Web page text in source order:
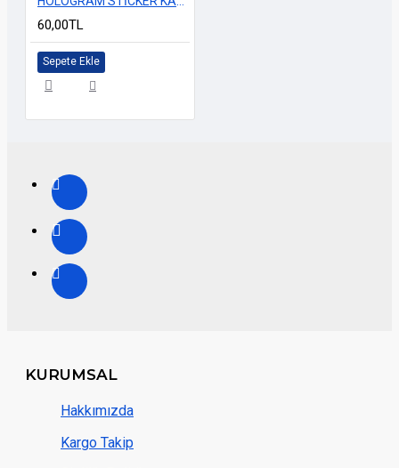
60,00TL
Sepete Ekle
KURUMSAL
Hakkımızda
Kargo Takip